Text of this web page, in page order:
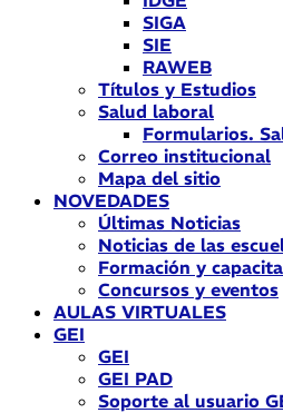
SIGA
SIE
RAWEB
Títulos y Estudios
Salud laboral
Formularios.
Correo institucional
Mapa del sitio
NOVEDADES
Últimas Noticias
Noticias de las
Formación y
Concursos y eventos
AULAS VIRTUALES
GEI
GEI
GEI PAD
Soporte al usuario